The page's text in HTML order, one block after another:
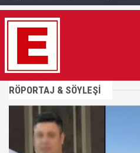
RÖPORTAJ & SÖYLEŞİ